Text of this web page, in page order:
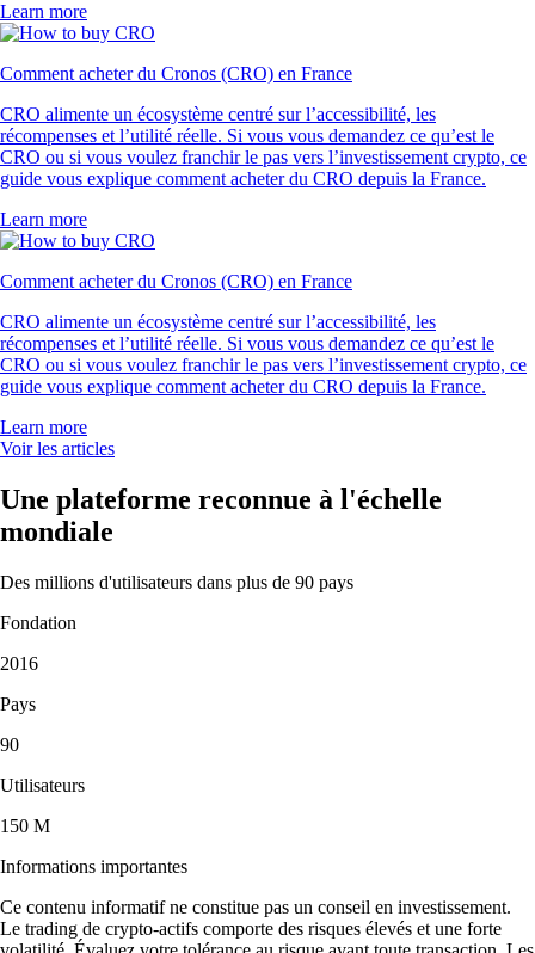
Learn more
Comment acheter du Cronos (CRO) en France
CRO alimente un écosystème centré sur l’accessibilité, les
récompenses et l’utilité réelle. Si vous vous demandez ce qu’est le
CRO ou si vous voulez franchir le pas vers l’investissement crypto, ce
guide vous explique comment acheter du CRO depuis la France.
Learn more
Comment acheter du Cronos (CRO) en France
CRO alimente un écosystème centré sur l’accessibilité, les
récompenses et l’utilité réelle. Si vous vous demandez ce qu’est le
CRO ou si vous voulez franchir le pas vers l’investissement crypto, ce
guide vous explique comment acheter du CRO depuis la France.
Learn more
Voir les articles
Une plateforme reconnue à l'échelle
mondiale
Des millions d'utilisateurs dans plus de 90 pays
Fondation
2016
Pays
90
Utilisateurs
150 M
Informations importantes
Ce contenu informatif ne constitue pas un conseil en investissement.
Le trading de crypto-actifs comporte des risques élevés et une forte